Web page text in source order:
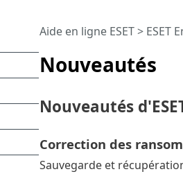
Nouveautés
Aide en ligne ESET> ESET
Nouveautés
Correction des
Sauvegarde et